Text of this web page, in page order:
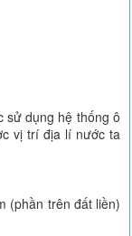
sử dụng hệ thống ô
vị trí địa lí nước ta
(phần trên đất liền)